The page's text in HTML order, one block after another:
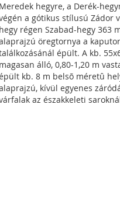
Meredek hegyre, a Derék-
a gótikus stílusú Zádor
hegy régen Szabad-hegy 363
öregtornya a
épült. A kb.
magasan álló, 0,80-1,20 m
kb. 8 m belsõ méretû
kívül egyenes
az északkeleti